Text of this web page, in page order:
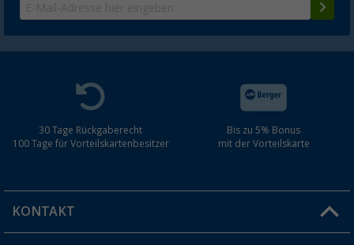
30 Tage Rückgaberecht
100 Tage für Vorteilskartenbesitzer
Bis zu 5% Bonus
mit der Vorteilskarte
KONTAKT